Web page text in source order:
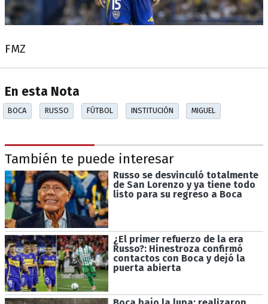
FMZ
En esta Nota
BOCA RUSSO FÚTBOL INSTITUCIÓN MIGUEL
También te puede interesar
Russo se desvinculó totalmente
de San Lorenzo y ya tiene todo
listo para su regreso a Boca
¿El primer refuerzo de la era
Russo?: Hinestroza confirmó
contactos con Boca y dejó la
puerta abierta